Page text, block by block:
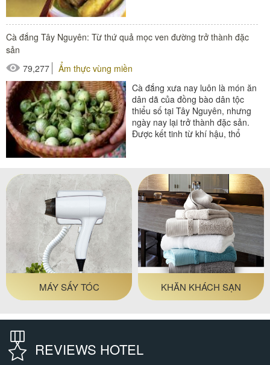
Cà đắng Tây Nguyên: Từ thứ quả mọc ven đường trở thành đặc
sản
79,277
Ẩm thực vùng miền
Cà đắng xưa nay luôn là món ăn
dân dã của đồng bào dân tộc
thiểu số tại Tây Nguyên, nhưng
ngày nay lại trở thành đặc sản.
Được kết tinh từ khí hậu, thổ
MÁY SẤY TÓC KHĂN KHÁCH SẠN
REVIEWS HOTEL